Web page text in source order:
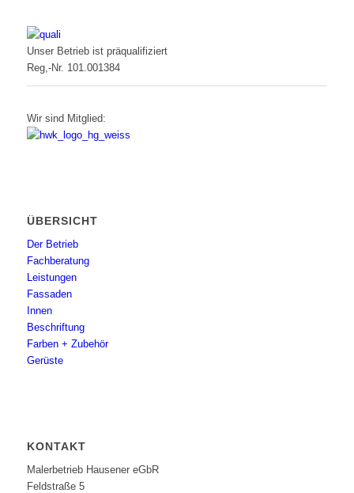
Unser Betrieb ist präqualifiziert
Reg,-Nr. 101.001384
Wir sind Mitglied:
ÜBERSICHT
Der Betrieb
Fachberatung
Leistungen
Fassaden
Innen
Beschriftung
Farben + Zubehör
Gerüste
KONTAKT
Malerbetrieb Hausener eGbR
Feldstraße 5